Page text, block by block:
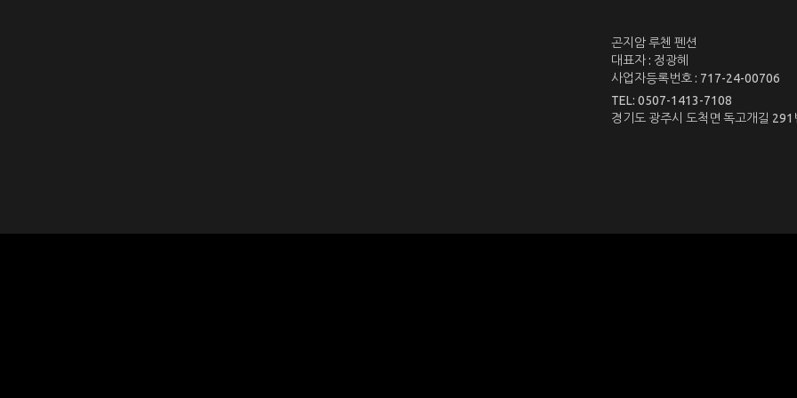
곤지암 루첸 펜션
대표자 : 정광혜
사업자등록번호 : 717-24-00706
TEL: 0507-1413-7108
경기도 광주시 도척면 독고개길 291